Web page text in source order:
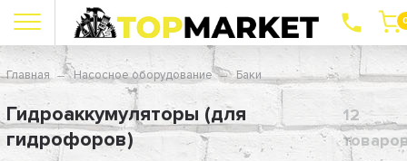
Главная Насосное оборудование Баки
Гидроаккумуляторы (для
гидрофоров)
12